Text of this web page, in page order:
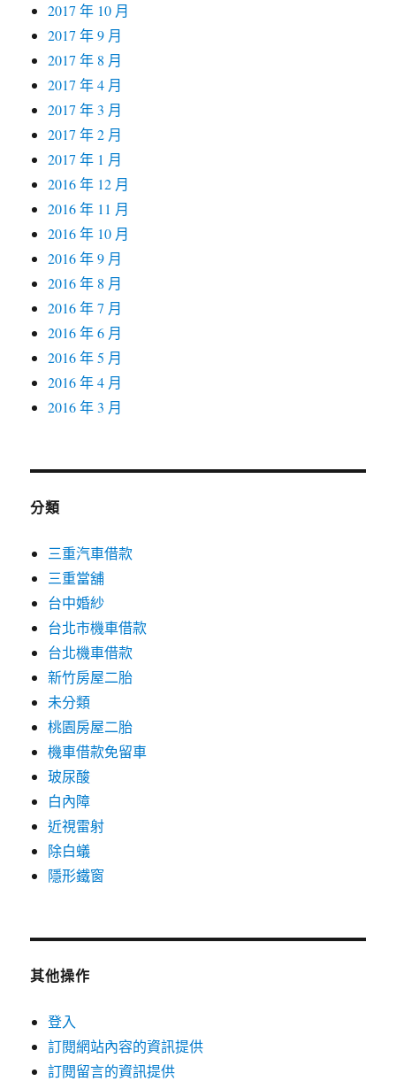
2017 年 10 月
2017 年 9 月
2017 年 8 月
2017 年 4 月
2017 年 3 月
2017 年 2 月
2017 年 1 月
2016 年 12 月
2016 年 11 月
2016 年 10 月
2016 年 9 月
2016 年 8 月
2016 年 7 月
2016 年 6 月
2016 年 5 月
2016 年 4 月
2016 年 3 月
分類
三重汽車借款
三重當舖
台中婚紗
台北市機車借款
台北機車借款
新竹房屋二胎
未分類
桃園房屋二胎
機車借款免留車
玻尿酸
白內障
近視雷射
除白蟻
隱形鐵窗
其他操作
登入
訂閱網站內容的資訊提供
訂閱留言的資訊提供